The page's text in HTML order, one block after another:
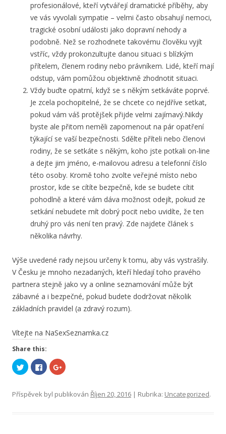
profesionálové, kteří vytvářejí dramatické příběhy, aby
ve vás vyvolali sympatie – velmi často obsahují nemoci,
tragické osobní události jako dopravní nehody a
podobně. Než se rozhodnete takovému člověku vyjít
vstříc, vždy prokonzultujte danou situaci s blízkým
přítelem, členem rodiny nebo právníkem. Lidé, kteří mají
odstup, vám pomůžou objektivně zhodnotit situaci.
Vždy buďte opatrní, když se s někým setkáváte poprvé.
Je zcela pochopitelné, že se chcete co nejdříve setkat,
pokud vám váš protějšek přijde velmi zajímavý.Nikdy
byste ale přitom neměli zapomenout na pár opatření
týkající se vaší bezpečnosti. Sdělte příteli nebo členovi
rodiny, že se setkáte s někým, koho jste potkali on-line
a dejte jim jméno, e-mailovou adresu a telefonní číslo
této osoby. Kromě toho zvolte veřejné místo nebo
prostor, kde se cítíte bezpečně, kde se budete cítit
pohodlně a které vám dáva možnost odejít, pokud ze
setkání nebudete mít dobrý pocit nebo uvidíte, že ten
druhý pro vás není ten pravý. Zde najdete článek s
několika návrhy.
Výše uvedené rady nejsou určeny k tomu, aby vás vystrašily.
V Česku je mnoho nezadaných, kteří hledají toho pravého
partnera stejně jako vy a online seznamování může být
zábavné a i bezpečné, pokud budete dodržovat několik
základních pravidel (a zdravý rozum).
Vítejte na NaSexSeznamka.cz
Share this:
S
d
t
C
l
t
S
d
t
Příspěvek byl publikován Říjen 20, 2016 | Rubrika: Uncategorized.